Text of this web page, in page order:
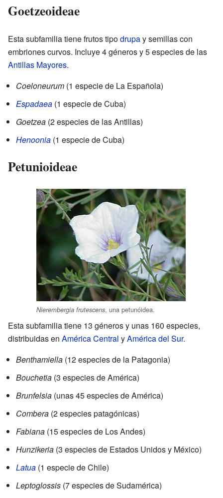
Goetzeoideae
Esta subfamilia tiene frutos tipodrupay semillas con
embriones curvos. Incluye 4 géneros y 5 especies de las
Antillas Mayores.
Coeloneurum (1 especie de La Española)
Espadaea (1 especie de Cuba)
Goetzea (2 especies de las Antillas)
Henoonia (1 especie de Cuba)
Petunioideae
Nierembergia frutescens, una petunóidea.
Esta subfamilia tiene 13 géneros y unas 160 especies,
distribuidas en América Central yAmérica del Sur.
Benthamiella (12 especies de la Patagonia)
Bouchetia (3 especies de América)
Brunfelsia (unas 45 especies de América)
Combera (2 especies patagónicas)
Fabiana (15 especies de Los Andes)
Hunzikeria (3 especies de Estados Unidos y México)
Latua (1 especie de Chile)
Leptoglossis (7 especies de Sudamérica)